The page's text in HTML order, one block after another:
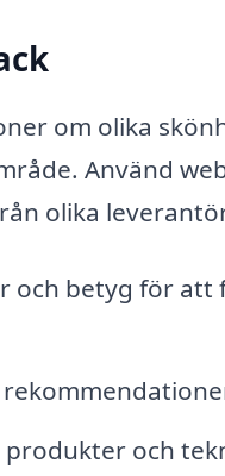
om olika
Använd
olika
och betyg för
och